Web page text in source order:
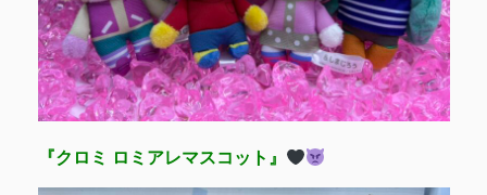
『クロミ ロミアレマスコット』